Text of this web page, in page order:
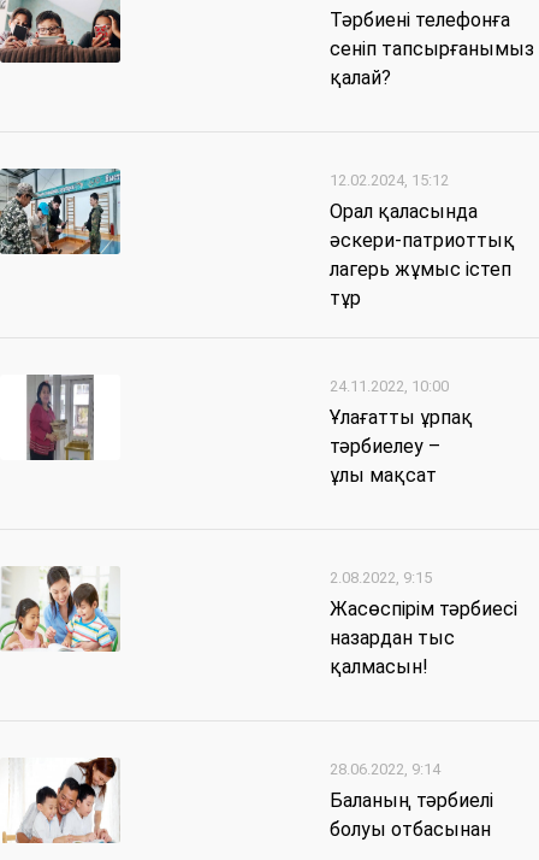
Тәрбиені телефонға
сеніп тапсырғанымыз
қалай?
12.02.2024, 15:12
Орал қаласында
әскери-патриоттық
лагерь жұмыс істеп
тұр
24.11.2022, 10:00
Ұлағатты ұрпақ
тәрбиелеу –
ұлы мақсат
2.08.2022, 9:15
Жасөспірім тәрбиесі
назардан тыс
қалмасын!
28.06.2022, 9:14
Баланың тәрбиелі
болуы отбасынан